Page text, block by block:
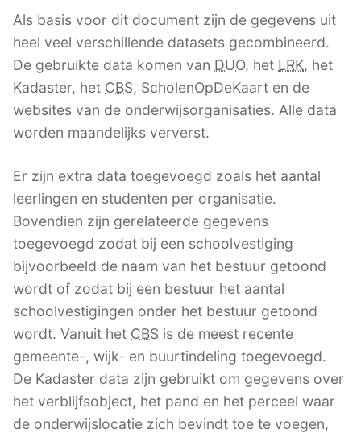
Als basis voor dit document zijn de gegevens uit
heel veel verschillende datasets gecombineerd.
De gebruikte data komen van DUO, het LRK, het
Kadaster, het CBS, ScholenOpDeKaart en de
websites van de onderwijsorganisaties. Alle data
worden maandelijks ververst.
Er zijn extra data toegevoegd zoals het aantal
leerlingen en studenten per organisatie.
Bovendien zijn gerelateerde gegevens
toegevoegd zodat bij een schoolvestiging
bijvoorbeeld de naam van het bestuur getoond
wordt of zodat bij een bestuur het aantal
schoolvestigingen onder het bestuur getoond
wordt. Vanuit het CBS is de meest recente
gemeente-, wijk- en buurtindeling toegevoegd.
De Kadaster data zijn gebruikt om gegevens over
het verblijfsobject, het pand en het perceel waar
de onderwijslocatie zich bevindt toe te voegen,